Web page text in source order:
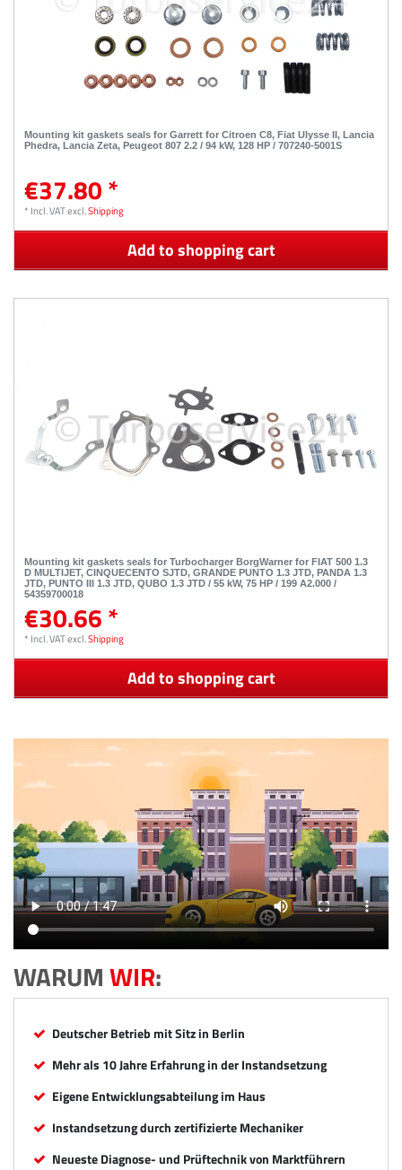
Mounting kit gaskets seals for Garrett for Citroen C8, Fiat Ulysse II, Lancia
Phedra, Lancia Zeta, Peugeot 807 2.2 / 94 kW, 128 HP / 707240-5001S
€37.80 *
* Incl. VATexcl.Shipping
Add to shopping cart
Mounting kit gaskets seals for Turbocharger BorgWarner for FIAT 500 1.3
D MULTIJET, CINQUECENTO SJTD, GRANDE PUNTO 1.3 JTD, PANDA 1.3
JTD, PUNTO III 1.3 JTD, QUBO 1.3 JTD / 55 kW, 75 HP / 199 A2.000 /
54359700018
€30.66 *
* Incl. VATexcl.Shipping
Add to shopping cart
WARUMWIR:
Deutscher Betrieb mit Sitz in Berlin
Mehr als 10 Jahre Erfahrung in der Instandsetzung
Eigene Entwicklungsabteilung im Haus
Instandsetzung durch zertifizierte Mechaniker
Neueste Diagnose- und Prüftechnik von Marktführern